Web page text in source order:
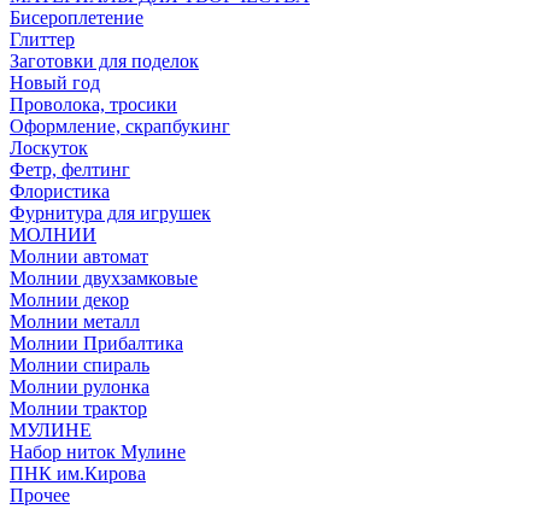
Бисероплетение
Глиттер
Заготовки для поделок
Новый год
Проволока, тросики
Оформление, скрапбукинг
Лоскуток
Фетр, фелтинг
Флористика
Фурнитура для игрушек
МОЛНИИ
Молнии автомат
Молнии двухзамковые
Молнии декор
Молнии металл
Молнии Прибалтика
Молнии спираль
Молнии рулонка
Молнии трактор
МУЛИНЕ
Набор ниток Мулине
ПНК им.Кирова
Прочее